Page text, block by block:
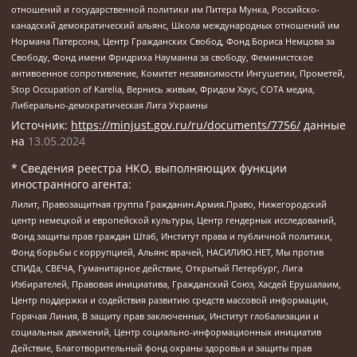
отношений и государственной политики им Питера Мунка, Российско-
канадский демократический альянс, Школа международных отношений им
Нормана Патерсона, Центр Гражданских Свобод, Фонд Бориса Немцова за
Свободу, Фонд имени Фридриха Науманна за свободу, Феминистское
антивоенное сопротивление, Комитет независимости Ингушетии, Прометей,
Stop Occupation of Karelia, Вернись живым, Фридом Хаус, СОТА медиа,
Либерально-демократическая Лига Украины
Источник: https://minjust.gov.ru/ru/documents/7756/ данные
на 13.05.2024
* Сведения реестра НКО, выполняющих функции
иностранного агента:
Лилит, Правозащитная группа Гражданин.Армия.Право, Нижегородский
центр немецкой и европейской культуры, Центр гендерных исследований,
Фонд защиты прав граждан Штаб, Институт права и публичной политики,
Фонд борьбы с коррупцией, Альянс врачей, НАСИЛИЮ.НЕТ, Мы против
СПИДа, СВЕЧА, Гуманитарное действие, Открытый Петербург, Лига
Избирателей, Правовая инициатива, Гражданский Союз, Хасдей Ерушалаим,
Центр поддержки и содействия развитию средств массовой информации,
Горячая Линия, В защиту прав заключенных, Институт глобализации и
социальных движений, Центр социально-информационных инициатив
Действие, Благотворительный фонд охраны здоровья и защиты прав